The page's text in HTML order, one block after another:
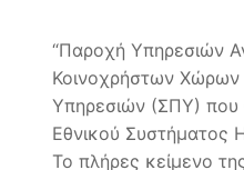
“Παροχή Υπηρεσιών
Κοινοχρήστων Χώρων
Υπηρεσιών (ΣΠΥ) που
Εθνικού Συστήματος
Το πλήρες κείμενο